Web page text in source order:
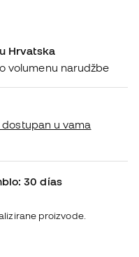
Hrvatska
volumenu narudžbe
dostupan u vama
30 días
proizvode.